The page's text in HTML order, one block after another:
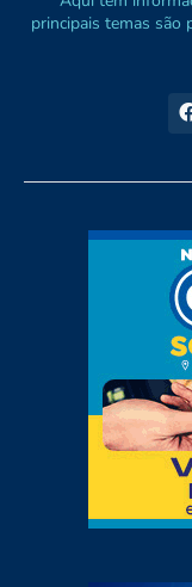
principais temas são